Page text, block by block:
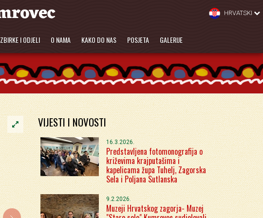
ZBIRKE I ODJELI O NAMA KAKO DO NAS POSJETA GALERIJE
HRVATSKI
VIJESTI I NOVOSTI
16.3.2026.
Predstavljena fotomonografija o
križevima krajputašima i
kapelicama župa Tuhelj, Zagorska
Sela i Poljana Sutlanska
9.2.2026.
Muzeji Hrvatskog zagorja- Muzej